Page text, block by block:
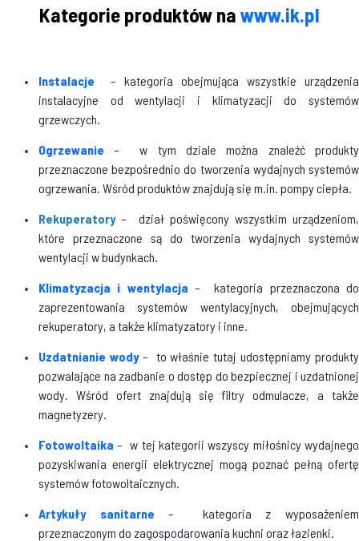
Kategorie produktów na www.ik.pl
Instalacje – kategoria obejmująca wszystkie urządzenia
instalacyjne od wentylacji i klimatyzacji do systemów
grzewczych.
Ogrzewanie – w tym dziale można znaleźć produkty
przeznaczone bezpośrednio do tworzenia wydajnych systemów
ogrzewania. Wśród produktów znajdują się m.in. pompy ciepła.
Rekuperatory– dział poświęcony wszystkim urządzeniom,
które przeznaczone są do tworzenia wydajnych systemów
wentylacji w budynkach.
Klimatyzacja i wentylacja – kategoria przeznaczona do
zaprezentowania systemów wentylacyjnych, obejmujących
rekuperatory, a także klimatyzatory i inne.
Uzdatnianie wody– to właśnie tutaj udostępniamy produkty
pozwalające na zadbanie o dostęp do bezpiecznej i uzdatnionej
wody. Wśród ofert znajdują się filtry odmulacze, a także
magnetyzery.
Fotowoltaika – w tej kategorii wszyscy miłośnicy wydajnego
pozyskiwania energii elektrycznej mogą poznać pełną ofertę
systemów fotowoltaicznych.
Artykuły sanitarne – kategoria z wyposażeniem
przeznaczonym do zagospodarowania kuchni oraz łazienki.